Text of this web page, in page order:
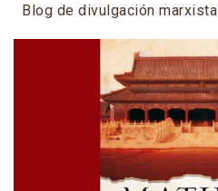
Blog de divulgación marxista